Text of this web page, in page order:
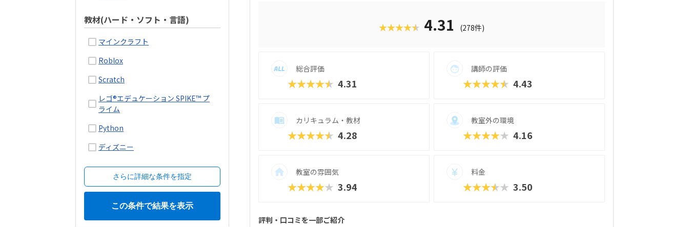
教材(ハード・ソフト・言語)
マインクラフト
Roblox
Scratch
レゴ®エデュケーション SPIKE™ プ
ライム
Python
ディズニー
さらに詳細な条件を指定
目玉は、毎月新しいロボットが作れること。信号機やライントレースから始め、2足歩
C）」という大会を立ち上げるなど、ますます子どものやる気を引き出すスクールにな
っています。
★★★★★ 4.31 (278件)
総合評価
★★★★★ 4.31
講師の評価
★★★★★ 4.43
カリキュラム・教材
★★★★★ 4.28
教室外の環境
★★★★★ 4.16
教室の雰囲気
★★★★★ 3.94
料金
★★★★★ 3.50
評判・口コミを一部ご紹介